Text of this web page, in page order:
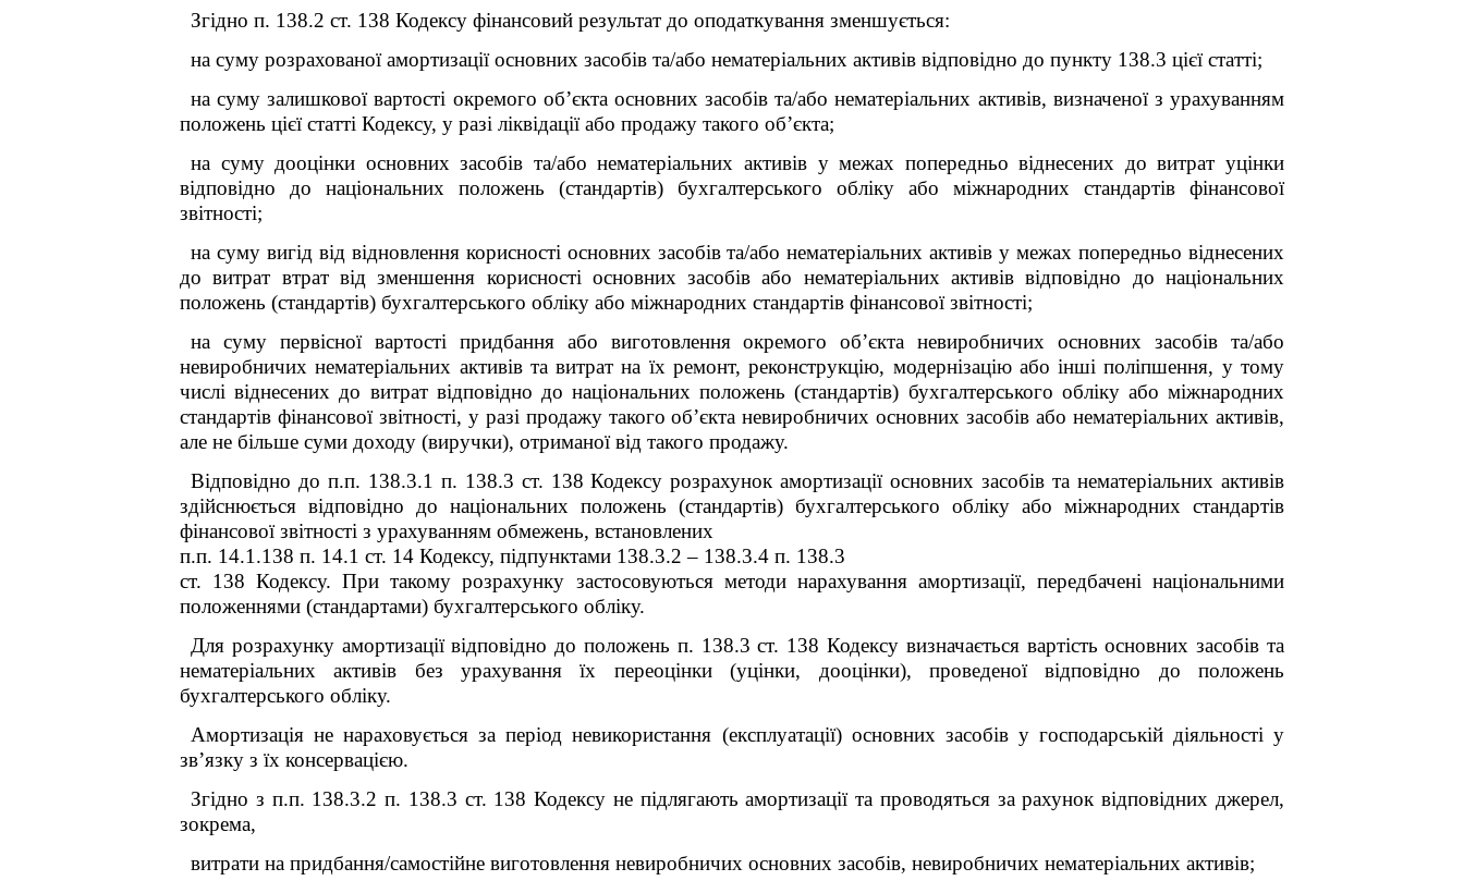
Згідно п. 138.2 ст. 138 Кодексу фінансовий результат до оподаткування зменшується:
на суму розрахованої амортизації основних засобів та/або нематеріальних активів відповідно до пункту 138.3 цієї статті;
на суму залишкової вартості окремого об’єкта основних засобів та/або нематеріальних активів, визначеної з урахуванням
положень цієї статті Кодексу, у разі ліквідації або продажу такого об’єкта;
на суму дооцінки основних засобів та/або нематеріальних активів у межах попередньо віднесених до витрат уцінки
відповідно до національних положень (стандартів) бухгалтерського обліку або міжнародних стандартів фінансової
звітності;
на суму вигід від відновлення корисності основних засобів та/або нематеріальних активів у межах попередньо віднесених
до витрат втрат від зменшення корисності основних засобів або нематеріальних активів відповідно до національних
положень (стандартів) бухгалтерського обліку або міжнародних стандартів фінансової звітності;
на суму первісної вартості придбання або виготовлення окремого об’єкта невиробничих основних засобів та/або
невиробничих нематеріальних активів та витрат на їх ремонт, реконструкцію, модернізацію або інші поліпшення, у тому
числі віднесених до витрат відповідно до національних положень (стандартів) бухгалтерського обліку або міжнародних
стандартів фінансової звітності, у разі продажу такого об’єкта невиробничих основних засобів або нематеріальних активів,
але не більше суми доходу (виручки), отриманої від такого продажу.
Відповідно до п.п. 138.3.1 п. 138.3 ст. 138 Кодексу розрахунок амортизації основних засобів та нематеріальних активів
здійснюється відповідно до національних положень (стандартів) бухгалтерського обліку або міжнародних стандартів
фінансової звітності з урахуванням обмежень, встановлених
п.п. 14.1.138 п. 14.1 ст. 14 Кодексу, підпунктами 138.3.2 – 138.3.4 п. 138.3
ст. 138 Кодексу. При такому розрахунку застосовуються методи нарахування амортизації, передбачені національними
положеннями (стандартами) бухгалтерського обліку.
Для розрахунку амортизації відповідно до положень п. 138.3 ст. 138 Кодексу визначається вартість основних засобів та
нематеріальних активів без урахування їх переоцінки (уцінки, дооцінки), проведеної відповідно до положень
бухгалтерського обліку.
Амортизація не нараховується за період невикористання (експлуатації) основних засобів у господарській діяльності у
зв’язку з їх консервацією.
Згідно з п.п. 138.3.2 п. 138.3 ст. 138 Кодексу не підлягають амортизації та проводяться за рахунок відповідних джерел,
зокрема,
витрати на придбання/самостійне виготовлення невиробничих основних засобів, невиробничих нематеріальних активів;